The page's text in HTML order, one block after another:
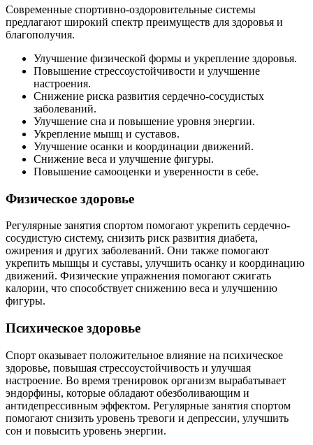
Современные спортивно-оздоровительные системы
предлагают широкий спектр преимуществ для здоровья и
благополучия.
Улучшение физической формы и укрепление здоровья.
Повышение стрессоустойчивости и улучшение
настроения.
Снижение риска развития сердечно-сосудистых
заболеваний.
Улучшение сна и повышение уровня энергии.
Укрепление мышц и суставов.
Улучшение осанки и координации движений.
Снижение веса и улучшение фигуры.
Повышение самооценки и уверенности в себе.
Физическое здоровье
Регулярные занятия спортом помогают укрепить сердечно-
сосудистую систему, снизить риск развития диабета,
ожирения и других заболеваний. Они также помогают
укрепить мышцы и суставы, улучшить осанку и координацию
движений. Физические упражнения помогают сжигать
калории, что способствует снижению веса и улучшению
фигуры.
Психическое здоровье
Спорт оказывает положительное влияние на психическое
здоровье, повышая стрессоустойчивость и улучшая
настроение. Во время тренировок организм вырабатывает
эндорфины, которые обладают обезболивающим и
антидепрессивным эффектом. Регулярные занятия спортом
помогают снизить уровень тревоги и депрессии, улучшить
сон и повысить уровень энергии.